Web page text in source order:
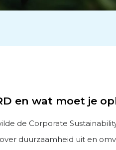
en wat moet je
de Corporate
duurzaamheid uit en